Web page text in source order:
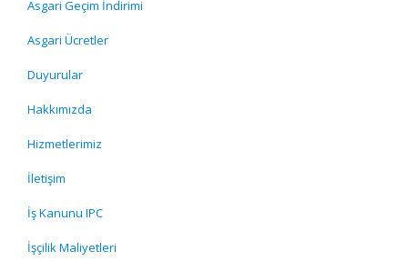
Asgari Geçim İndirimi
Asgari Ücretler
Duyurular
Hakkımızda
Hizmetlerimiz
İletişim
İş Kanunu IPC
İşçilik Maliyetleri